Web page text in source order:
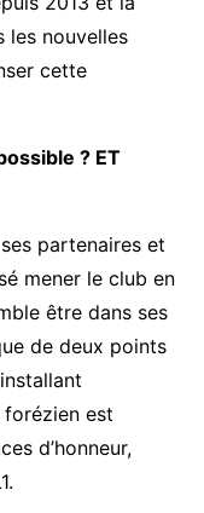
les nouvelles
cette
? ET
partenaires et
mener le club en
être dans ses
de deux points
est
d’honneur,